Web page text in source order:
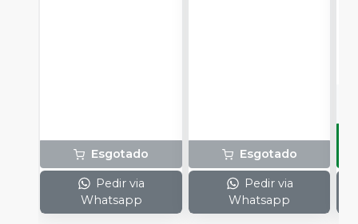
Esgotado
Pedir via
Whatsapp
Esgotado
Pedir via
Whatsapp